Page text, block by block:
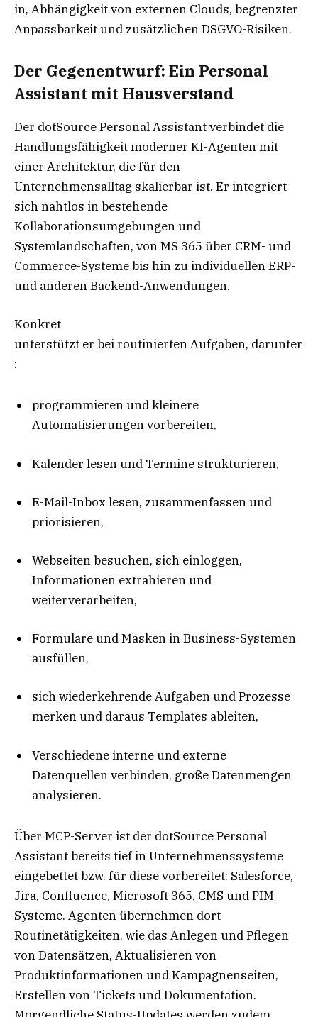
in, Abhängigkeit von externen Clouds, begrenzter
Anpassbarkeit und zusätzlichen DSGVO-Risiken.
Der Gegenentwurf: Ein Personal
Assistant mit Hausverstand
Der dotSource Personal Assistant verbindet die
Handlungsfähigkeit moderner KI-Agenten mit
einer Architektur, die für den
Unternehmensalltag skalierbar ist. Er integriert
sich nahtlos in bestehende
Kollaborationsumgebungen und
Systemlandschaften, von MS 365 über CRM- und
Commerce-Systeme bis hin zu individuellen ERP-
und anderen Backend-Anwendungen.
Konkret
unterstützt er bei routinierten Aufgaben, darunter
:
programmieren und kleinere
Automatisierungen vorbereiten,
Kalender lesen und Termine strukturieren,
E-Mail-Inbox lesen, zusammenfassen und
priorisieren,
Webseiten besuchen, sich einloggen,
Informationen extrahieren und
weiterverarbeiten,
Formulare und Masken in Business-Systemen
ausfüllen,
sich wiederkehrende Aufgaben und Prozesse
merken und daraus Templates ableiten,
Verschiedene interne und externe
Datenquellen verbinden, große Datenmengen
analysieren.
Über MCP-Server ist der dotSource Personal
Assistant bereits tief in Unternehmenssysteme
eingebettet bzw. für diese vorbereitet: Salesforce,
Jira, Confluence, Microsoft 365, CMS und PIM-
Systeme. Agenten übernehmen dort
Routinetätigkeiten, wie das Anlegen und Pflegen
von Datensätzen, Aktualisieren von
Produktinformationen und Kampagnenseiten,
Erstellen von Tickets und Dokumentation.